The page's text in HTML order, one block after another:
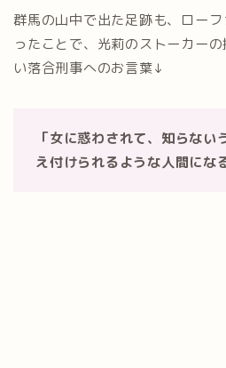
群馬の山中で出た足跡も、ロー
ったことで、光莉のストーカー
い落合刑事へのお言葉↓
「女に惑わされて、知らな
え付けられるような人間にな